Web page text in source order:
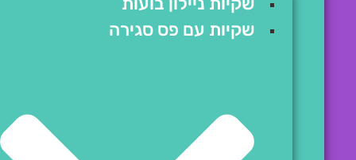
שקיות עם פס סגירה